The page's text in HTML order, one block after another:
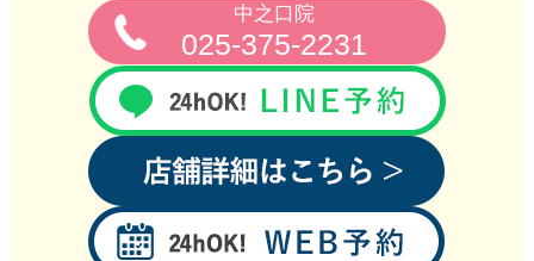
中之口院
025-375-2231